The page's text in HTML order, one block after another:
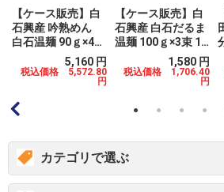
【ケース販売】白
石興産 吟熟めん
白石温麺 90ｇ×4束
5,160 円
税込価格 5,572.80
円
【ケース販売】白
石興産 白石だるま
温麺 100ｇ×3束 10
1,580 円
税込価格 1,706.40
円
カテゴリで選ぶ